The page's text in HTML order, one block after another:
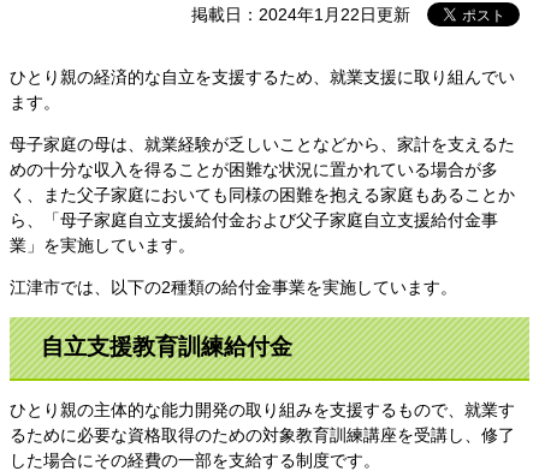
掲載日：2024年1月22日更新
ひとり親の経済的な自立を支援するため、就業支援に取り組んでい
ます。
母子家庭の母は、就業経験が乏しいことなどから、家計を支えるた
めの十分な収入を得ることが困難な状況に置かれている場合が多
く、また父子家庭においても同様の困難を抱える家庭もあることか
ら、「母子家庭自立支援給付金および父子家庭自立支援給付金事
業」を実施しています。
江津市では、以下の2種類の給付金事業を実施しています。
自立支援教育訓練給付金
ひとり親の主体的な能力開発の取り組みを支援するもので、就業す
るために必要な資格取得のための対象教育訓練講座を受講し、修了
した場合にその経費の一部を支給する制度です。